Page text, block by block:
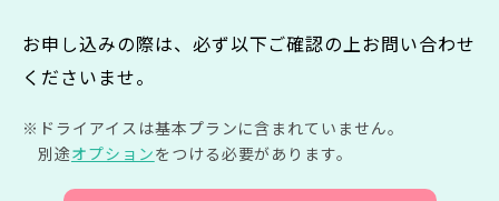
お申し込みの際は、必ず以下ご確認の上お問い合わせ
くださいませ。
ドライアイスは基本プランに含まれていません。
別途オプションをつける必要があります。